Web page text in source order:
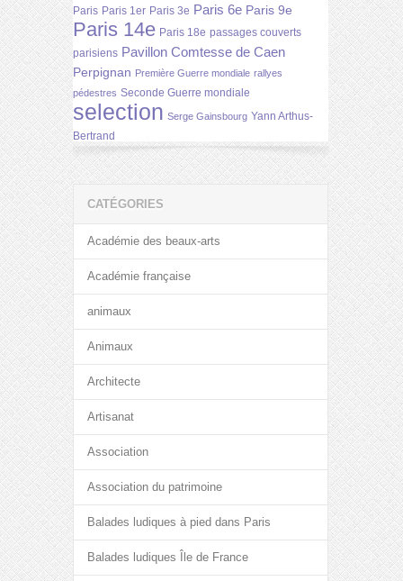
Paris Paris 1er Paris 3e Paris 6e Paris 9e
Paris 14e Paris 18e passages couverts
parisiens Pavillon Comtesse de Caen
Perpignan Première Guerre mondiale rallyes
pédestres Seconde Guerre mondiale
selection Serge Gainsbourg Yann Arthus-
Bertrand
CATÉGORIES
Académie des beaux-arts
Académie française
animaux
Animaux
Architecte
Artisanat
Association
Association du patrimoine
Balades ludiques à pied dans Paris
Balades ludiques Île de France